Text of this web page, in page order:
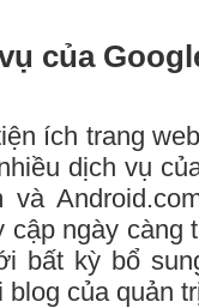
của
ích trang
dịch vụ
và
ngày càng
bất kỳ bổ
của quản